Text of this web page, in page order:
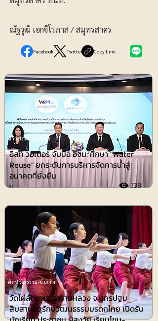
ณัฐวุฒิ เอกจิโรภาส / สมุทรสาคร
Facebook Twitter Copy Link
อีสท์ วอเตอร์ จับมือ อจน. ศึกษา "Water
Reuse" ยกระดับการบริหารจัดการน้ำสู่
อนาคตที่ยั่งยืน
338
ข่าวประชาสัมพันธ์
วัดไผ่ล้อมพระอารามหลวง จ.นครปฐม
สืบสานอนุรักษ์วัฒนธรรมมรดกไทย เปิดรับ
ศิลปวัฒธรรม-บันเทิง